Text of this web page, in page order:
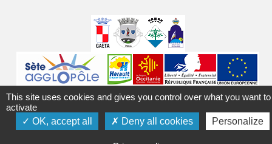
partenaires
Labels
Autres
This site uses cookies and gives you control over what you want to
activate
OK, accept all
Deny all cookies Personalize